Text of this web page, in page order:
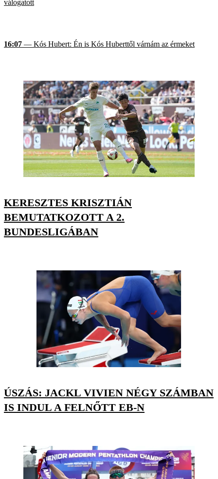
válogatott
16:07 — Kós Hubert: Én is Kós Huberttől várnám az érmeket
KERESZTES KRISZTIÁN
BEMUTATKOZOTT A 2.
BUNDESLIGÁBAN
ÚSZÁS: JACKL VIVIEN NÉGY SZÁMBAN
IS INDUL A FELNŐTT EB-N